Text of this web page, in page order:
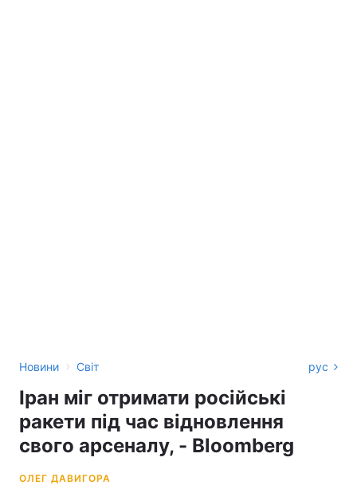
Новини › Світ рус
Іран міг отримати російські
ракети під час відновлення
свого арсеналу, - Bloomberg
ОЛЕГ ДАВИГОРА